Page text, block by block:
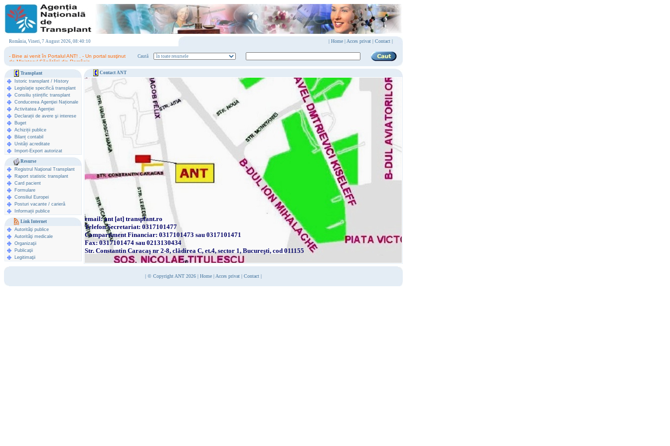
România, Vineri, 7 August 2026, 08:40:10 | Home | Acces privat | Contact |
- Bine ai venit în Portalul ANT! . - Un portal susţinut
de Ministerul Sănătăţii din România.
Caută
Transplant
Istoric transplant / History
Legislație specifică transplant
Consiliu științific transplant
Conducerea Agenţiei Naționale
Activitatea Agenției
Declarații de avere şi interese
Buget
Achiziții publice
Bilanț contabil
Unități acreditate
Import-Export autorizat
Resurse
Registrul Naţional Transplant
Raport statistic transplant
Card pacient
Formulare
Consiliul Europei
Posturi vacante / carieră
Informații publice
Link Internet
Autorităţi publice
Autorităţi medicale
Organizaţii
Publicaţii
Legitimaţii
Contact ANT
email: ant [at] transplant.ro
Telefon Secretariat: 0317101477
Compartiment Financiar: 0317101473 sau 0317101471
Fax: 0317101474 sau 0213130434
Str. Constantin Caracaş nr 2-8, clădirea C, et.4, sector 1, Bucureşti, cod 011155
| © Copyright ANT 2026 | Home | Acces privat | Contact |